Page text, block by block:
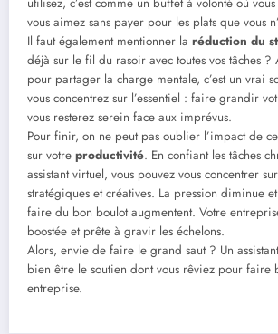
vous aimez sans payer pour les plats que vous
Il faut également mentionner la réduction du
déjà sur le fil du rasoir avec toutes vos tâches ?
pour partager la charge mentale, c’est un vrai
vous concentrez sur l’essentiel : faire grandir
vous resterez serein face aux imprévus.
Pour finir, on ne peut pas oublier l’impact de
sur votre productivité. En confiant les tâches
assistant virtuel, vous pouvez vous concentrer
stratégiques et créatives. La pression diminue
faire du bon boulot augmentent. Votre
boostée et prête à gravir les échelons.
Alors, envie de faire le grand saut ? Un
bien être le soutien dont vous rêviez pour faire
entreprise.